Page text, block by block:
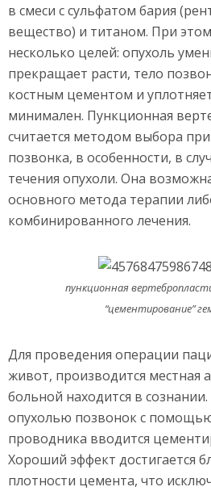
в смеси с сульфатом бария
вещество) и титаном. При этом
несколько целей: опухоль
прекращает расти, тело
костным цементом и
минимален. Пункционная
считается методом выбора
позвонка, в особенности, в
течения опухоли. Она
основного метода терапии
комбинированного лечения.
пункционная
“цементирование”
Для проведения операции
живот, производится местная
больной находится в
опухолью позвонок с
проводника вводится
Хороший эффект достигается
плотности цемента, что